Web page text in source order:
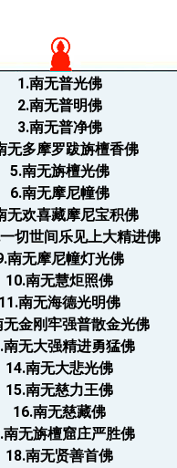
集
部
密
教
部
史
传
部
1.南无普光佛
2.南无普明佛
3.南无普净佛
无多摩罗跋旃檀香佛
5.南无旃檀光佛
6.南无摩尼幢佛
无欢喜藏摩尼宝积佛
切世间乐见上大精进佛
南无摩尼幢灯光佛
10.南无慧炬照佛
11.南无海德光明佛
无金刚牢强普散金光佛
南无大强精进勇猛佛
14.南无大悲光佛
15.南无慈力王佛
16.南无慈藏佛
南无旃檀窟庄严胜佛
18.南无贤善首佛